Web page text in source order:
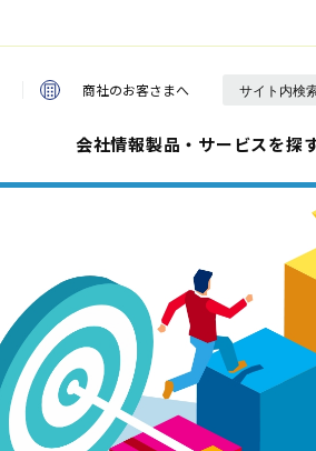
商社のお客さまへ
会社情報製品・サービスを探